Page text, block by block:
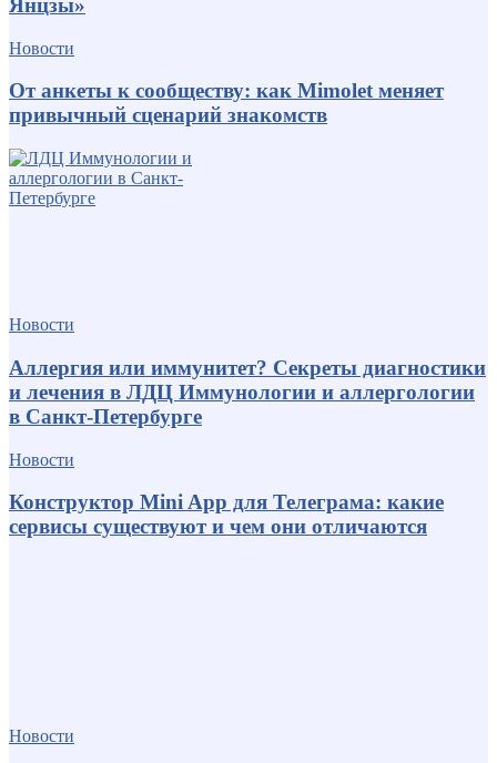
Янцзы»
Новости
От анкеты к сообществу: как Mimolet меняет
привычный сценарий знакомств
Новости
Аллергия или иммунитет? Секреты диагностики
и лечения в ЛДЦ Иммунологии и аллергологии
в Санкт-Петербурге
Новости
Конструктор Mini App для Телеграма: какие
сервисы существуют и чем они отличаются
Новости